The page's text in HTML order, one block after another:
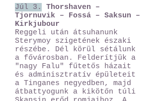
Júl 3.
Thorshaven –
Tjornuvik – Fossá – Saksun –
Kirkjubour
Reggeli után átsuhanunk
Sterymoy szigetének északi
részébe. Dél körül sétálunk
a fővárosban. Felderítjük a
"nagy Falu" fűtetős házait
és adminisztratív épületeit
a Tinganes negyedben, majd
átbattyogunk a kikötőn túli